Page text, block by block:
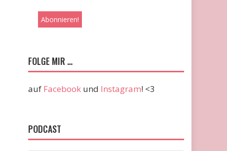
FOLGE MIR …
auf Facebook und Instagram! <3
PODCAST